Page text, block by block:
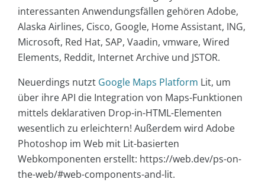
interessanten Anwendungsfällen gehören Adobe,
Alaska Airlines, Cisco, Google, Home Assistant, ING,
Microsoft, Red Hat, SAP, Vaadin, vmware, Wired
Elements, Reddit, Internet Archive und JSTOR.
Neuerdings nutzt Google Maps Platform Lit, um
über ihre API die Integration von Maps-Funktionen
mittels deklarativen Drop-in-HTML-Elementen
wesentlich zu erleichtern! Außerdem wird Adobe
Photoshop im Web mit Lit-basierten
Webkomponenten erstellt: https://web.dev/ps-on-
the-web/#web-components-and-lit.